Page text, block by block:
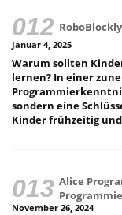
Januar 4, 2025
Warum sollten
lernen? In einer
sondern eine
Kinder frühzeitig
Alice
November 26, 2024